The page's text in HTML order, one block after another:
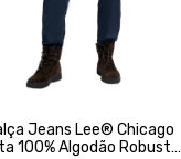
Jeans Lee® Chicago
100% Algodão Robusta